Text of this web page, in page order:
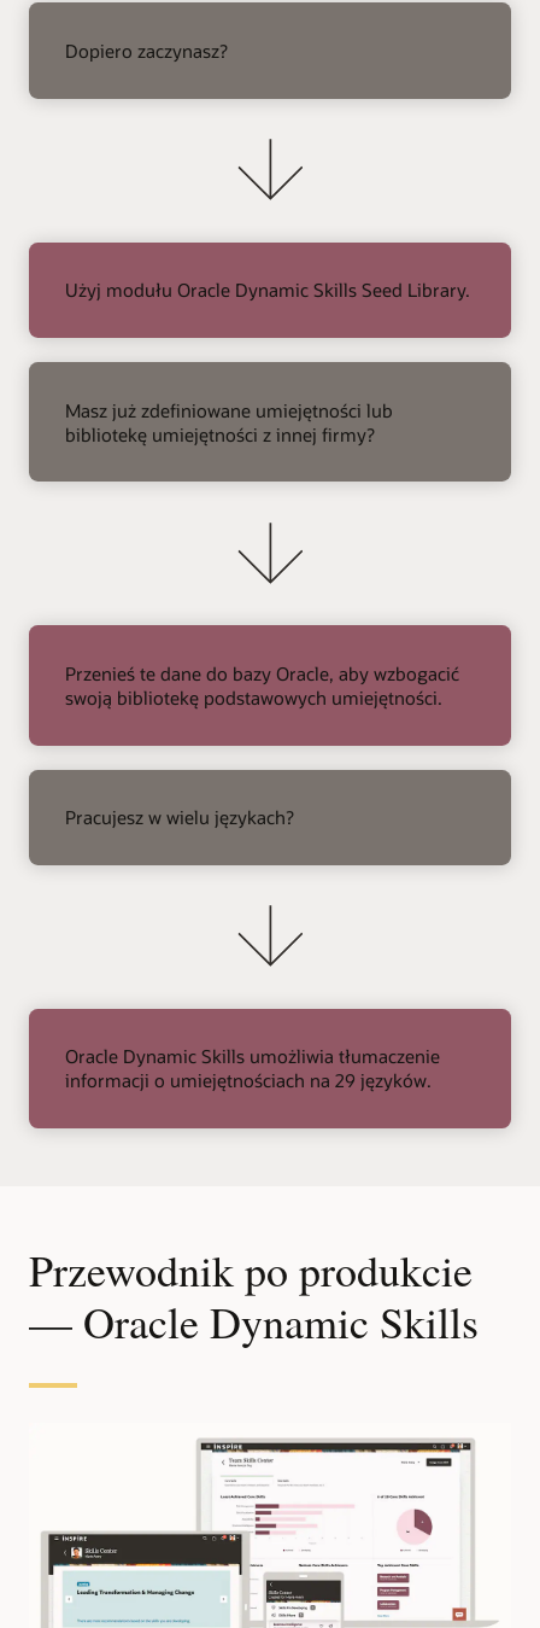
Dopiero zaczynasz?
strzałka
prawo
Użyj modułu Oracle Dynamic Skills Seed Library.
Masz już zdefiniowane umiejętności lub
bibliotekę umiejętności z innej firmy?
strzałka
prawo
Przenieś te dane do bazy Oracle, aby wzbogacić
swoją bibliotekę podstawowych umiejętności.
Pracujesz w wielu językach?
strzałka
prawo
Oracle Dynamic Skills umożliwia tłumaczenie
informacji o umiejętnościach na 29 języków.
Przewodnik po produkcie
— Oracle Dynamic Skills